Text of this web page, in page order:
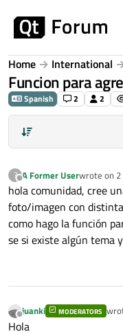
Home International
Funcion para
Spanish 2 2
?
Offline
A Former Userwrote on
last edited
hola comunidad, cree
foto/imagen con
como hago la función
se si existe algún tema
Offline
juanki MODERATORS last
Hola